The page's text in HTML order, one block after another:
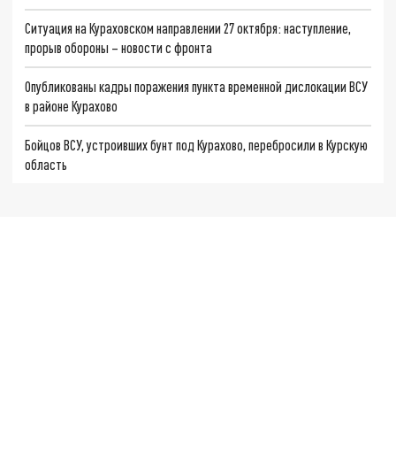
Ситуация на Кураховском направлении 27 октября: наступление,
прорыв обороны – новости с фронта
Опубликованы кадры поражения пункта временной дислокации ВСУ
в районе Курахово
Бойцов ВСУ, устроивших бунт под Курахово, перебросили в Курскую
область